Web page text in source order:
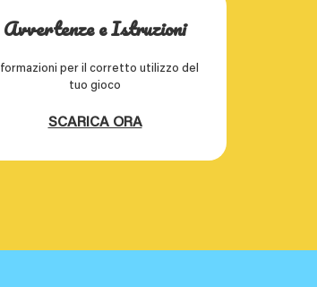
Avvertenze e Istruzioni
per il corretto utilizzo del
tuo gioco
SCARICA ORA